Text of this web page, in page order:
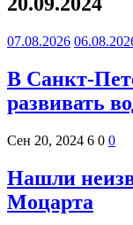
07.08.2026
В Санкт-
развивать
Сен 20, 2024 6 0 0
Нашли
Моцарта